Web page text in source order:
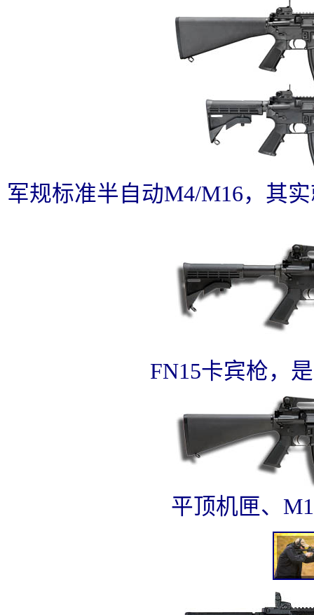
军规标准半自动M4/M16，其
FN15卡宾枪，
平顶机匣、